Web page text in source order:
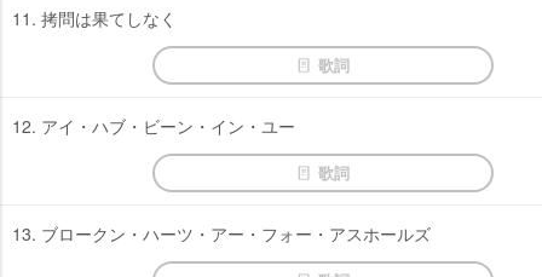
11. 拷問は果てしなく
歌詞
12. アイ・ハブ・ビーン・イン・ユー
歌詞
13. ブロークン・ハーツ・アー・フォー・アスホールズ